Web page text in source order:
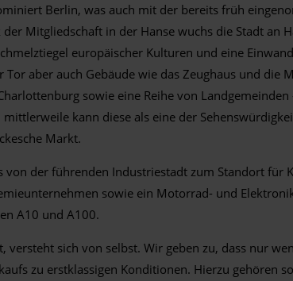
Berlin, was auch mit der bereits früh
Mitgliedschaft in der Hanse wuchs die Stadt
europäischer Kulturen und eine
aber auch Gebäude wie das Zeughaus und
sowie eine Reihe von
kann diese als eine der
Markt.
der führenden Industriestadt zum Standort
sowie ein Motorrad- und
A10 und A100.
sich von selbst. Wir geben zu, dass nur
zu erstklassigen Konditionen. Hierzu gehören